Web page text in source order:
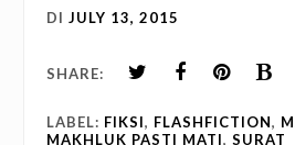
DI JULY 13, 2015
SHARE:
LABEL: FIKSI, FLASHFICTION,
MAKHLUK PASTI MATI, SURAT